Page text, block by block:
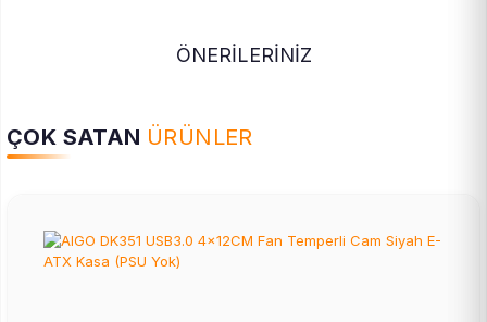
ÖNERİLERİNİZ
ÇOK SATAN ÜRÜNLER